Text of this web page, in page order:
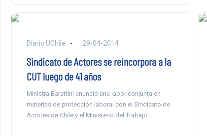
Diario UChile 29-04-2014
Sindicato de Actores se reincorpora a la
CUT luego de 41 años
Ministra Barattini anunció una labor conjunta en
materias de protección laboral con el Sindicato de
Actores de Chile y el Ministerio del Trabajo.